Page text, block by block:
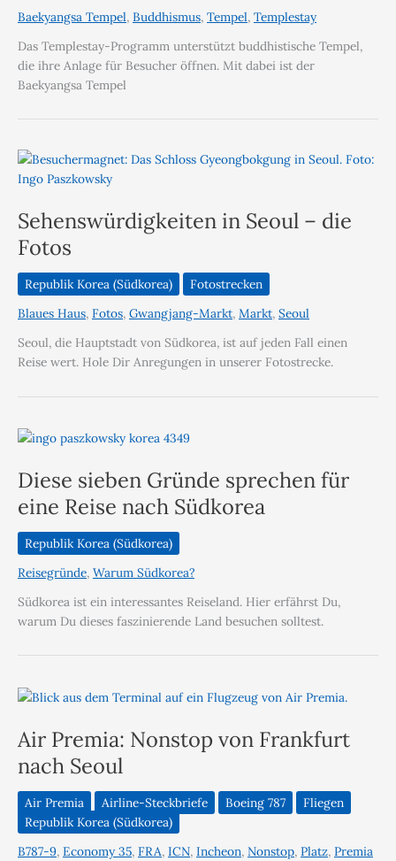
Baekyangsa Tempel, Buddhismus, Tempel, Templestay
Das Templestay-Programm unterstützt buddhistische Tempel,
die ihre Anlage für Besucher öffnen. Mit dabei ist der
Baekyangsa Tempel
Sehenswürdigkeiten in Seoul – die
Fotos
Republik Korea (Südkorea)
Fotostrecken
Blaues Haus, Fotos, Gwangjang-Markt, Markt, Seoul
Seoul, die Hauptstadt von Südkorea, ist auf jeden Fall einen
Reise wert. Hole Dir Anregungen in unserer Fotostrecke.
Diese sieben Gründe sprechen für
eine Reise nach Südkorea
Republik Korea (Südkorea)
Reisegründe, Warum Südkorea?
Südkorea ist ein interessantes Reiseland. Hier erfährst Du,
warum Du dieses faszinierende Land besuchen solltest.
Air Premia: Nonstop von Frankfurt
nach Seoul
Air Premia Airline-Steckbriefe Boeing 787
Fliegen
Republik Korea (Südkorea)
B787-9, Economy 35, FRA, ICN, Incheon, Nonstop, Platz, Premia